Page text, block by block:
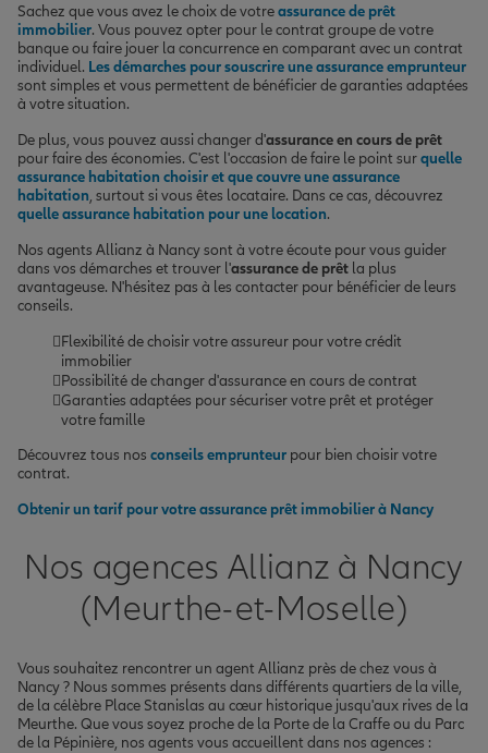
Sachez que vous avez le choix de votreassurance de prêt
immobilier. Vous pouvez opter pour le contrat groupe de votre
banque ou faire jouer la concurrence en comparant avec un contrat
individuel. Les démarches pour souscrire une assurance emprunteur
sont simples et vous permettent de bénéficier de garanties adaptées
à votre situation.
De plus, vous pouvez aussi changer d'assurance en cours de prêt
pour faire des économies. C'est l'occasion de faire le point surquelle
assurance habitation choisir et que couvre une assurance
habitation, surtout si vous êtes locataire. Dans ce cas, découvrez
quelle assurance habitation pour une location.
Nos agents Allianz à Nancy sont à votre écoute pour vous guider
dans vos démarches et trouver l'assurance de prêt la plus
avantageuse. N'hésitez pas à les contacter pour bénéficier de leurs
conseils.
Flexibilité de choisir votre assureur pour votre crédit
immobilier
Possibilité de changer d'assurance en cours de contrat
Garanties adaptées pour sécuriser votre prêt et protéger
votre famille
Découvrez tous nos conseils emprunteur pour bien choisir votre
contrat.
Obtenir un tarif pour votre assurance prêt immobilier à Nancy
Nos agences Allianz à Nancy
(Meurthe-et-Moselle)
Vous souhaitez rencontrer un agent Allianz près de chez vous à
Nancy ? Nous sommes présents dans différents quartiers de la ville,
de la célèbre Place Stanislas au cœur historique jusqu'aux rives de la
Meurthe. Que vous soyez proche de la Porte de la Craffe ou du Parc
de la Pépinière, nos agents vous accueillent dans nos agences :